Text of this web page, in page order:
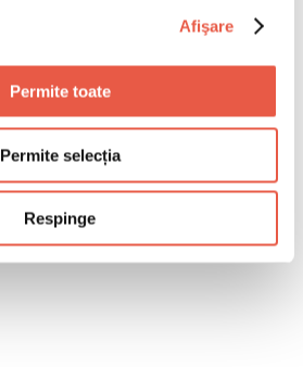
Afişare
Permite toate
Permite selecția
Respinge